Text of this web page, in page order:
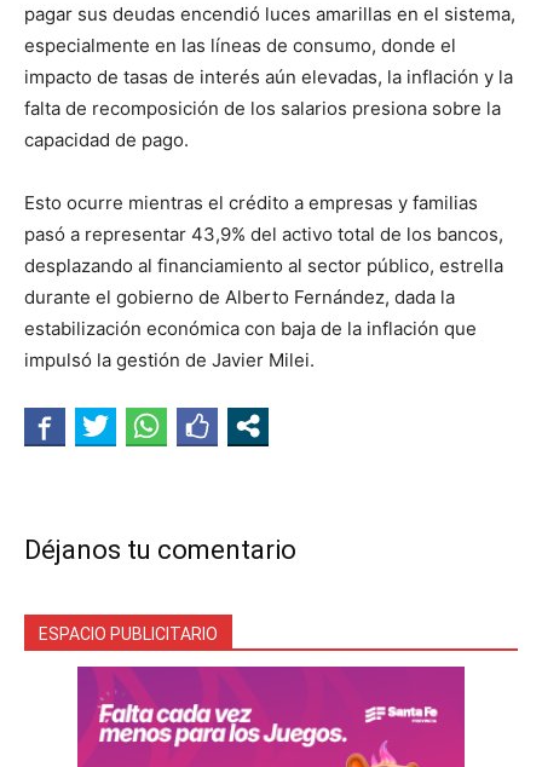
pagar sus deudas encendió luces amarillas en el sistema,
especialmente en las líneas de consumo, donde el
impacto de tasas de interés aún elevadas, la inflación y la
falta de recomposición de los salarios presiona sobre la
capacidad de pago.
Esto ocurre mientras el crédito a empresas y familias
pasó a representar 43,9% del activo total de los bancos,
desplazando al financiamiento al sector público, estrella
durante el gobierno de Alberto Fernández, dada la
estabilización económica con baja de la inflación que
impulsó la gestión de Javier Milei.
Déjanos tu comentario
ESPACIO PUBLICITARIO